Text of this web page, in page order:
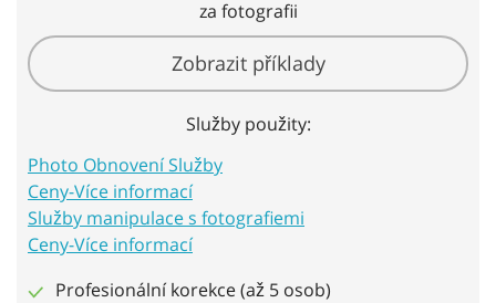
za fotografii
Zobrazit příklady
Služby použity:
Photo Obnovení Služby
Ceny-Více informací
Služby manipulace s fotografiemi
Ceny-Více informací
Profesionální korekce (až 5 osob)